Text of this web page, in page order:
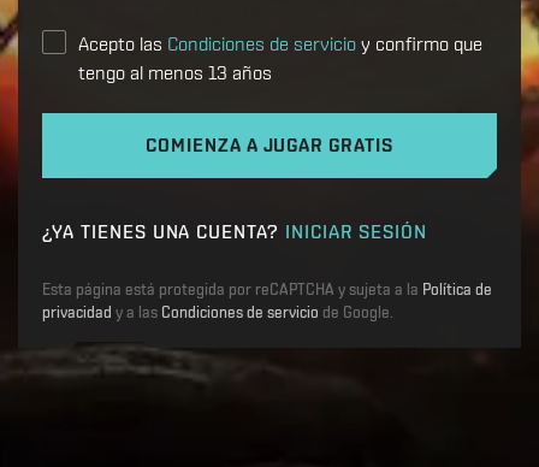
Acepto las Condiciones de servicio y confirmo que
tengo al menos 13 años
COMIENZA A JUGAR GRATIS
¿YA TIENES UNA CUENTA? INICIAR SESIÓN
Esta página está protegida por reCAPTCHA y sujeta a la Política de
privacidad y a las Condiciones de servicio de Google.